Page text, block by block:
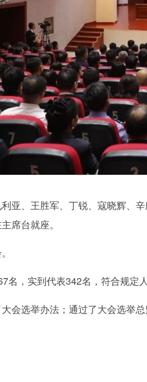
、王胜军、丁锐、寇晓辉、辛
席台就座。
，实到代表342名，符合规定
选举办法；通过了大会选举总